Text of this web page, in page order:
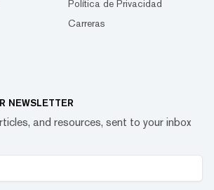
Política de Privacidad
Carreras
NEWSLETTER
and resources, sent to your inbox